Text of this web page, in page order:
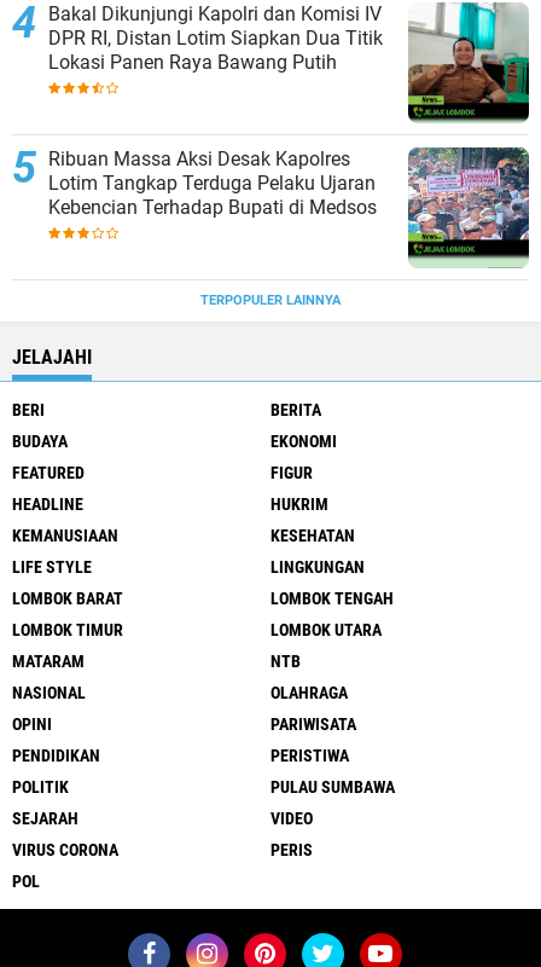
Bakal Dikunjungi Kapolri dan Komisi IV
DPR RI, Distan Lotim Siapkan Dua Titik
Lokasi Panen Raya Bawang Putih
Ribuan Massa Aksi Desak Kapolres
Lotim Tangkap Terduga Pelaku Ujaran
Kebencian Terhadap Bupati di Medsos
TERPOPULER LAINNYA
JELAJAHI
BERI
BERITA
BUDAYA
EKONOMI
FEATURED
FIGUR
HEADLINE
HUKRIM
KEMANUSIAAN
KESEHATAN
LIFE STYLE
LINGKUNGAN
LOMBOK BARAT
LOMBOK TENGAH
LOMBOK TIMUR
LOMBOK UTARA
MATARAM
NTB
NASIONAL
OLAHRAGA
OPINI
PARIWISATA
PENDIDIKAN
PERISTIWA
POLITIK
PULAU SUMBAWA
SEJARAH
VIDEO
VIRUS CORONA
PERIS
POL